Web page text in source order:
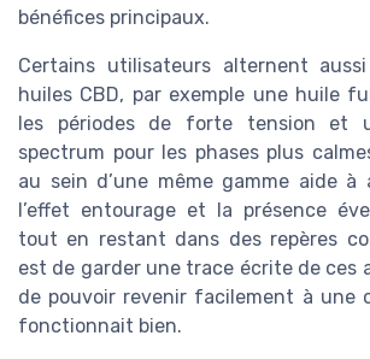
bénéfices principaux.
Certains utilisateurs alternent
huiles CBD, par exemple une huile
les périodes de forte tension et
spectrum pour les phases plus
au sein d’une même gamme aide à
l’effet entourage et la présence
tout en restant dans des repères
est de garder une trace écrite de ces
de pouvoir revenir facilement à une
fonctionnait bien.